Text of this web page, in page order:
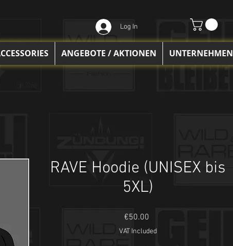
Log In
RAVE Hoodie (UNISEX bis
5XL)
€50.00Price
VAT Included
ANGEBOTE / AKTIONEN UNTERNEHMEN